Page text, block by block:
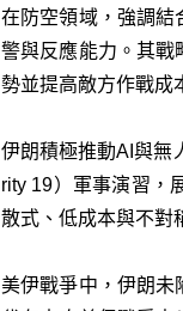
在防空領域，強調結
警與反應能力。其戰
勢並提高敵方作戰成
伊朗積極推動AI與無
rity 19）軍事演習，
散式、低成本與不對
美伊戰爭中，伊朗未